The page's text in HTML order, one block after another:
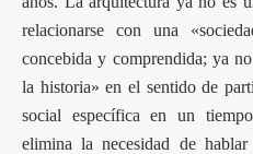
relacionarse con una
concebida y comprendida; ya
la historia» en el sentido de
social específica en un
elimina la necesidad de